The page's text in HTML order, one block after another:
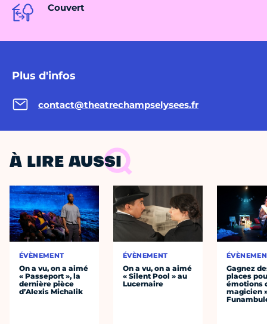
Couvert
Plus d'infos
contact@theatrechampselysees.fr
À LIRE AUSSI
ÉVÈNEMENT
On a vu, on a aimé
« Passeport », la
dernière pièce
d’Alexis Michalik
ÉVÈNEMENT
On a vu, on a aimé
« Silent Pool » au
Lucernaire
Gagnez
places
émotions
magicien